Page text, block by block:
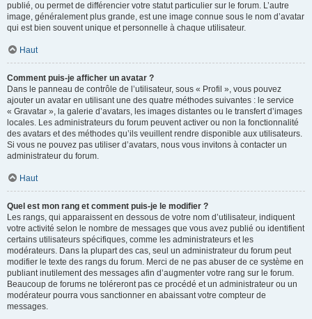
publié, ou permet de différencier votre statut particulier sur le forum. L’autre
image, généralement plus grande, est une image connue sous le nom d’avatar
qui est bien souvent unique et personnelle à chaque utilisateur.
Haut
Comment puis-je afficher un avatar ?
Dans le panneau de contrôle de l’utilisateur, sous « Profil », vous pouvez
ajouter un avatar en utilisant une des quatre méthodes suivantes : le service
« Gravatar », la galerie d’avatars, les images distantes ou le transfert d’images
locales. Les administrateurs du forum peuvent activer ou non la fonctionnalité
des avatars et des méthodes qu’ils veuillent rendre disponible aux utilisateurs.
Si vous ne pouvez pas utiliser d’avatars, nous vous invitons à contacter un
administrateur du forum.
Haut
Quel est mon rang et comment puis-je le modifier ?
Les rangs, qui apparaissent en dessous de votre nom d’utilisateur, indiquent
votre activité selon le nombre de messages que vous avez publié ou identifient
certains utilisateurs spécifiques, comme les administrateurs et les
modérateurs. Dans la plupart des cas, seul un administrateur du forum peut
modifier le texte des rangs du forum. Merci de ne pas abuser de ce système en
publiant inutilement des messages afin d’augmenter votre rang sur le forum.
Beaucoup de forums ne toléreront pas ce procédé et un administrateur ou un
modérateur pourra vous sanctionner en abaissant votre compteur de
messages.